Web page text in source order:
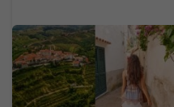
Toskánsko bez
miliardárov a s vínom za
6 eur. Tajný poklad
Európy nájdeš kúsok za
našimi hraniciami